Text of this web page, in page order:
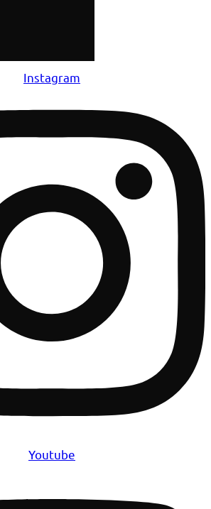
Instagram
Youtube